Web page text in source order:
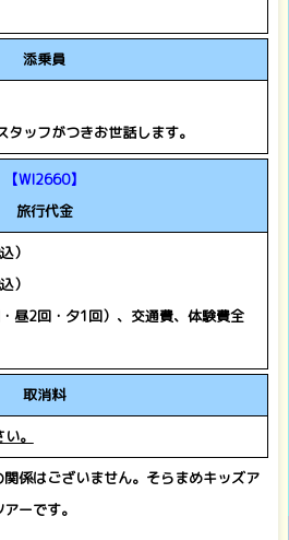
添乗員
ッフがつきお世話します。
【WI2660】
旅行代金
）
）
昼2回・夕1回）、交通費、体験費全
取消料
。
係はございません。そらまめキッズア
ーです。